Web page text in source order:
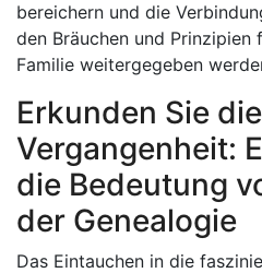
bereichern und die
den Bräuchen und
Familie weitergegeben
Erkunden Sie die
Vergangenheit:
die Bedeutung
der Genealogie
Das Eintauchen in die